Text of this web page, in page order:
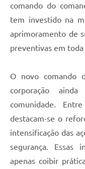
comando do
tem investido na
aprimoramento de
preventivas em toda
O novo comando
corporação
comunidade.
destacam-se o
intensificação das
segurança. Essas
apenas coibir